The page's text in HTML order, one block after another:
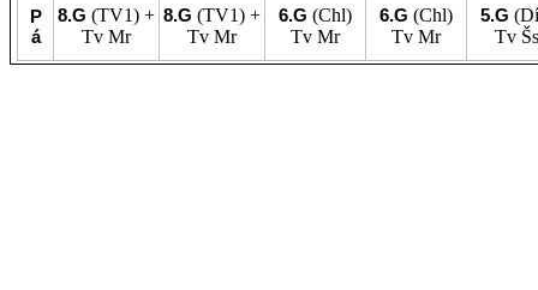
P
á
8.G (TV1) +
Tv Mr
8.G (TV1) +
Tv Mr
6.G (Chl)
Tv Mr
6.G (Chl)
Tv Mr
5.G
Tv Šs